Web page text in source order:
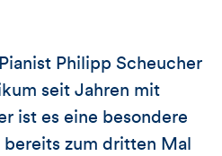
Philipp Scheucher
seit Jahren mit
ist es eine besondere
bereits zum dritten Mal